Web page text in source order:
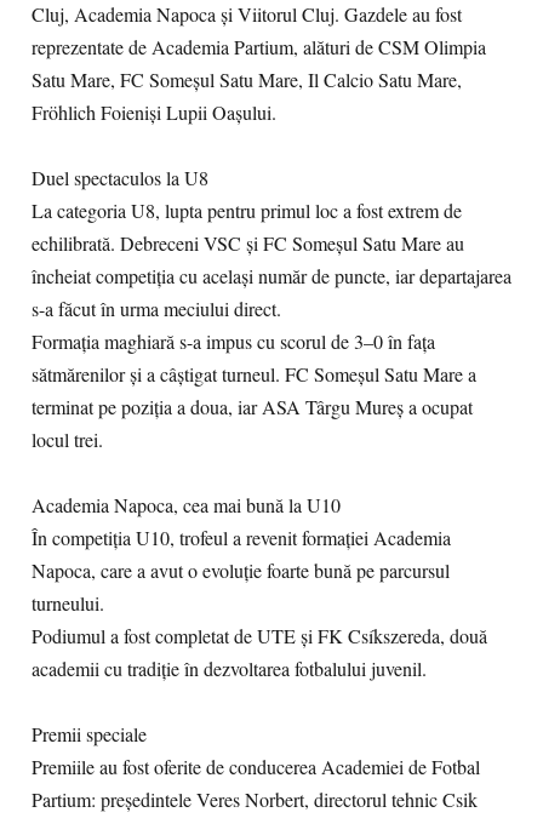
Cluj, Academia Napoca și Viitorul Cluj. Gazdele au fost
reprezentate de Academia Partium, alături de CSM Olimpia
Satu Mare, FC Someșul Satu Mare, Il Calcio Satu Mare,
Fröhlich Foieniși Lupii Oașului.
Duel spectaculos la U8
La categoria U8, lupta pentru primul loc a fost extrem de
echilibrată. Debreceni VSC și FC Someșul Satu Mare au
încheiat competiția cu același număr de puncte, iar departajarea
s-a făcut în urma meciului direct.
Formația maghiară s-a impus cu scorul de 3–0 în fața
sătmărenilor și a câștigat turneul. FC Someșul Satu Mare a
terminat pe poziția a doua, iar ASA Târgu Mureș a ocupat
locul trei.
Academia Napoca, cea mai bună la U10
În competiția U10, trofeul a revenit formației Academia
Napoca, care a avut o evoluție foarte bună pe parcursul
turneului.
Podiumul a fost completat de UTE și FK Csíkszereda, două
academii cu tradiție în dezvoltarea fotbalului juvenil.
Premii speciale
Premiile au fost oferite de conducerea Academiei de Fotbal
Partium: președintele Veres Norbert, directorul tehnic Csik